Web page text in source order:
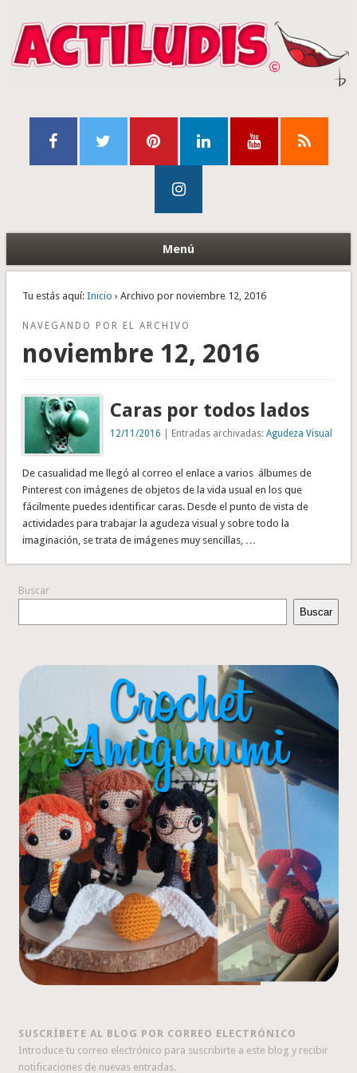
Menú
Tu estás aquí: Inicio › Archivo por noviembre 12, 2016
NAVEGANDO POR EL ARCHIVO
noviembre 12, 2016
Caras por todos lados
12/11/2016 | Entradas archivadas:Agudeza Visual
De casualidad me llegó al correo el enlace a varios álbumes de
Pinterest con imágenes de objetos de la vida usual en los que
fácilmente puedes identificar caras. Desde el punto de vista de
actividades para trabajar la agudeza visual y sobre todo la
imaginación, se trata de imágenes muy sencillas, …
Buscar
Buscar
SUSCRÍBETE AL BLOG POR CORREO ELECTRÓNICO
Introduce tu correo electrónico para suscribirte a este blog y recibir
notificaciones de nuevas entradas.